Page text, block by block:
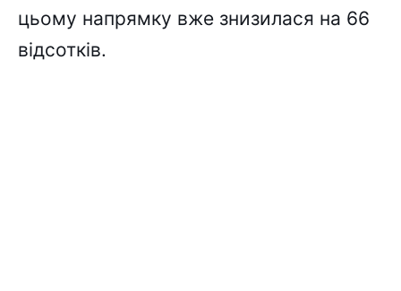
цьому напрямку вже знизилася на 66
відсотків.